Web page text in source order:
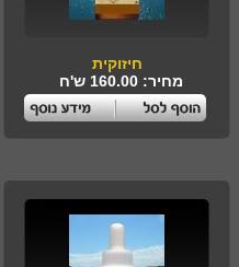
חיזוקית
מחיר: 160.00 ש'ח